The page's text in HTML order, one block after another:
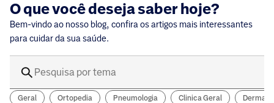
O que você deseja saber hoje?
Bem-vindo ao nosso blog, confira os artigos mais interessantes
para cuidar da sua saúde.
Geral Ortopedia Pneumologia Clinica Geral